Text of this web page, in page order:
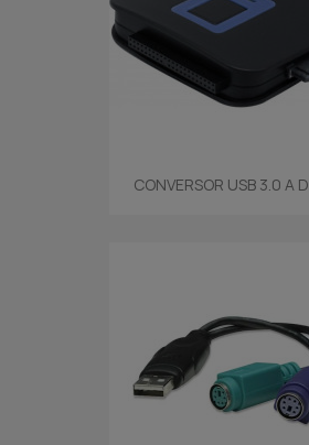
CONVERSOR USB 3.0 A